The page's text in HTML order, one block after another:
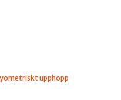
upphopp